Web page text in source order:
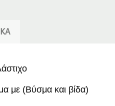
με (Βύσμα και βίδα)